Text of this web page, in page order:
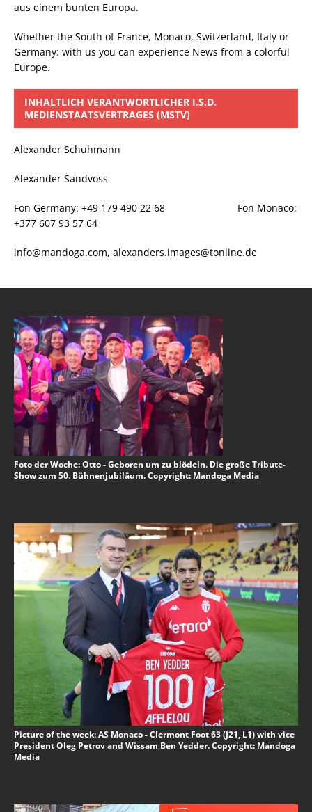
aus einem bunten Europa.
Whether the South of France, Monaco, Switzerland, Italy or
Germany: with us you can experience News from a colorful
Europe.
INHALTLICH VERANTWORTLICHER I.S.D.
MEDIENSTAATSVERTRAGES (MSTV)
Alexander Schuhmann
Alexander Sandvoss
Fon Germany: +49 179 490 22 68 Fon Monaco:
+377 607 93 57 64
info@mandoga.com, alexanders.images@tonline.de
Foto der Woche: Otto - Geboren um zu blödeln. Die große Tribute-
Show zum 50. Bühnenjubiläum. Copyright: Mandoga Media
Picture of the week: AS Monaco - Clermont Foot 63 (J21, L1) with vice
President Oleg Petrov and Wissam Ben Yedder. Copyright: Mandoga
Media